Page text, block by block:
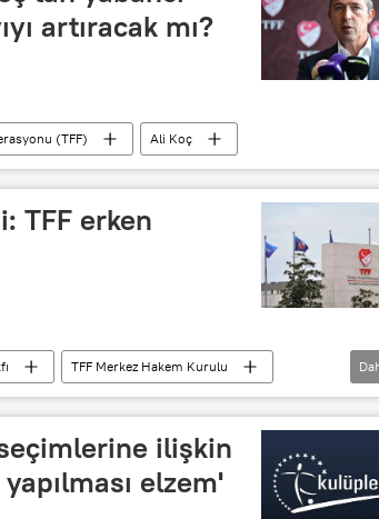
artıracak mı?
(TFF) Ali Koç
TFF erken
TFF Merkez Hakem Kurulu
imza
Seçim
ilişkin
elzem'